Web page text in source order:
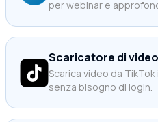
per webinar e
Scaricatore di
Scarica video da
senza bisogno di login.